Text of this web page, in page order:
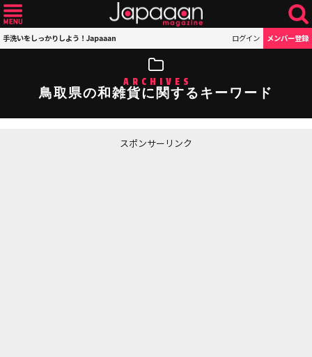
手洗いをしっかりしよう！Japaaan ログイン メンバー登録
ARCHIVES
鳥取県の和雑貨に関するキーワード
スポンサーリンク